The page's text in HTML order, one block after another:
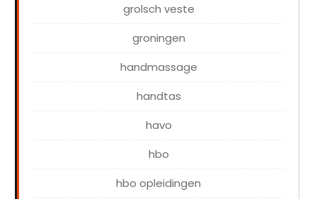
grolsch veste
groningen
handmassage
handtas
havo
hbo
hbo opleidingen